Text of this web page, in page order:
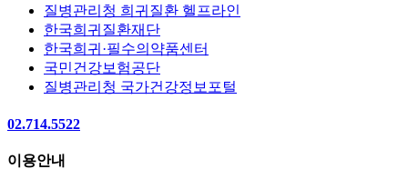
질병관리청 희귀질환 헬프라인
한국희귀질환재단
한국희귀·필수의약품센터
국민건강보험공단
질병관리청 국가건강정보포털
02.714.5522
이용안내